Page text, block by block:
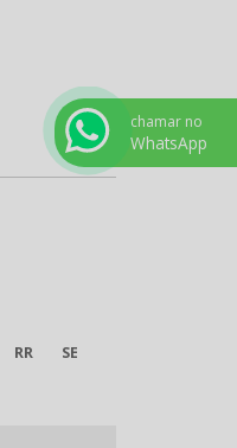
RR SE
chamar no
WhatsApp